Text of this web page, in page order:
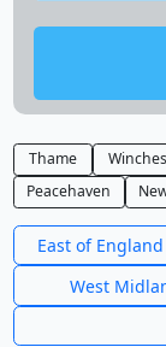
Thame
Peacehaven
East of England
West